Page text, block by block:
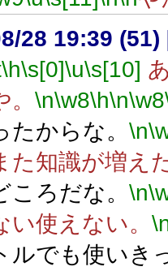
28 19:39 (51)
\h\s[0]\u\s[10]
。 \n\w8\h\n\w8
たからな。 \n
た知識が増え
ころだな。 \n
い使えない。
ルでも使いき